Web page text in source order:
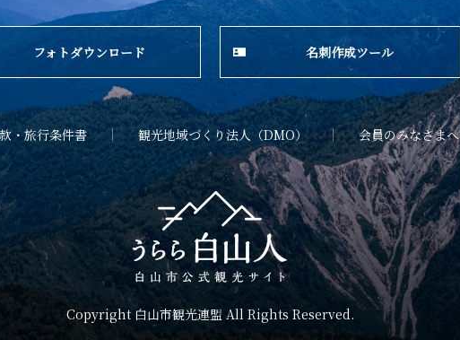
フォトダウンロード 名刺作成ツール
・旅行条件書 観光地域づくり法人（DMO） 会員のみなさまへ
Copyright 白山市観光連盟 All Rights Reserved.